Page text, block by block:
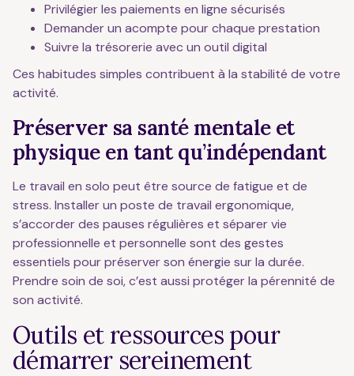
Privilégier les paiements en ligne sécurisés
Demander un acompte pour chaque prestation
Suivre la trésorerie avec un outil digital
Ces habitudes simples contribuent à la stabilité de votre
activité.
Préserver sa santé mentale et
physique en tant qu’indépendant
Le travail en solo peut être source de fatigue et de
stress. Installer un poste de travail ergonomique,
s’accorder des pauses régulières et séparer vie
professionnelle et personnelle sont des gestes
essentiels pour préserver son énergie sur la durée.
Prendre soin de soi, c’est aussi protéger la pérennité de
son activité.
Outils et ressources pour
démarrer sereinement